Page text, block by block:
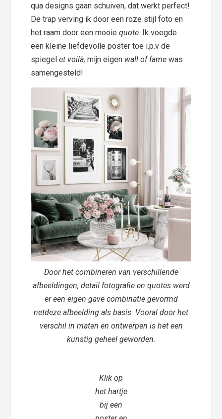
qua designs gaan schuiven, dat werkt perfect!
De trap verving ik door een roze stijl foto en
het raam door een mooiequote. Ik voegde
een kleine liefdevolle poster toe i.p.v de
spiegelet voilà, mijn eigen wall of famewas
samengesteld!
Door het combineren van verschillende
afbeeldingen, detail fotografie en quotes werd
er een eigen gave combinatie gevormd
netdeze afbeelding als basis. Vooral door het
verschil in maten en ontwerpen is het een
kunstig geheel geworden.
Klik op
het hartje
bij een